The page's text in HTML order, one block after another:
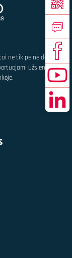
ne tik pelnė daugelio
užsienyje bei